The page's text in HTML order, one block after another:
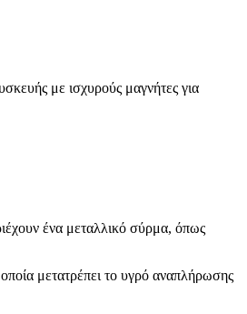
με ισχυρούς μαγνήτες για
ένα μεταλλικό σύρμα, όπως
μετατρέπει το υγρό αναπλήρωσης